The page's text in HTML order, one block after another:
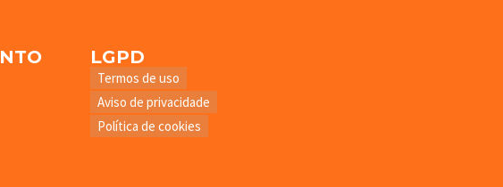
LGPD
Termos de uso
Aviso de privacidade
Política de cookies